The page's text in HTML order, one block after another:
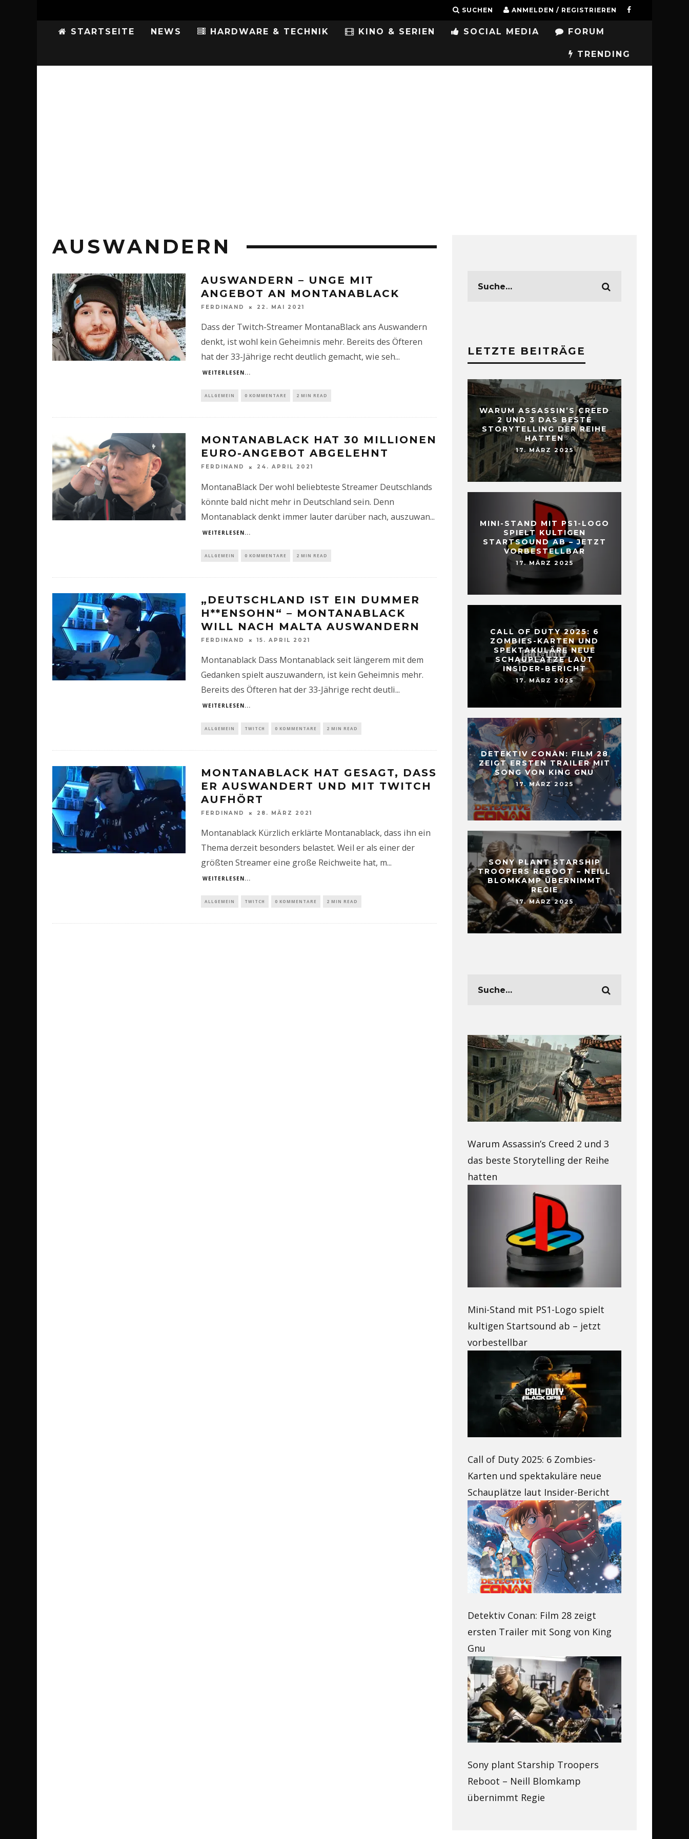
SUCHEN ANMELDEN / REGISTRIEREN
STARTSEITE NEWS HARDWARE & TECHNIK KINO & SERIEN SOCIAL MEDIA FORUM
TRENDING
AUSWANDERN
AUSWANDERN – UNGE MIT
ANGEBOT AN MONTANABLACK
FERDINAND 22. MAI 2021
Dass der Twitch-Streamer MontanaBlack ans Auswandern
denkt, ist wohl kein Geheimnis mehr. Bereits des Öfteren
hat der 33-Jährige recht deutlich gemacht, wie seh...
WEITERLESEN...
ALLGEMEIN 0 KOMMENTARE 2 MIN READ
MONTANABLACK HAT 30 MILLIONEN
EURO-ANGEBOT ABGELEHNT
FERDINAND 24. APRIL 2021
MontanaBlack Der wohl beliebteste Streamer Deutschlands
könnte bald nicht mehr in Deutschland sein. Denn
Montanablack denkt immer lauter darüber nach, auszuwan...
WEITERLESEN...
ALLGEMEIN 0 KOMMENTARE 2 MIN READ
„DEUTSCHLAND IST EIN DUMMER
H**ENSOHN“ – MONTANABLACK
WILL NACH MALTA AUSWANDERN
FERDINAND 15. APRIL 2021
Montanablack Dass Montanablack seit längerem mit dem
Gedanken spielt auszuwandern, ist kein Geheimnis mehr.
Bereits des Öfteren hat der 33-Jährige recht deutli...
WEITERLESEN...
ALLGEMEIN TWITCH 0 KOMMENTARE 2 MIN READ
MONTANABLACK HAT GESAGT, DASS
ER AUSWANDERT UND MIT TWITCH
AUFHÖRT
FERDINAND 28. MÄRZ 2021
Montanablack Kürzlich erklärte Montanablack, dass ihn ein
Thema derzeit besonders belastet. Weil er als einer der
größten Streamer eine große Reichweite hat, m...
WEITERLESEN...
ALLGEMEIN TWITCH 0 KOMMENTARE 2 MIN READ
LETZTE BEITRÄGE
WARUM ASSASSIN’S CREED
2 UND 3 DAS BESTE
STORYTELLING DER REIHE
HATTEN
17. MÄRZ 2025
MINI-STAND MIT PS1-LOGO
SPIELT KULTIGEN
STARTSOUND AB – JETZT
VORBESTELLBAR
17. MÄRZ 2025
CALL OF DUTY 2025: 6
ZOMBIES-KARTEN UND
SPEKTAKULÄRE NEUE
SCHAUPLÄTZE LAUT
INSIDER-BERICHT
17. MÄRZ 2025
DETEKTIV CONAN: FILM 28
ZEIGT ERSTEN TRAILER MIT
SONG VON KING GNU
17. MÄRZ 2025
SONY PLANT STARSHIP
TROOPERS REBOOT – NEILL
BLOMKAMP ÜBERNIMMT
REGIE
17. MÄRZ 2025
Warum Assassin’s Creed 2 und 3
das beste Storytelling der Reihe
hatten
Mini-Stand mit PS1-Logo spielt
kultigen Startsound ab – jetzt
vorbestellbar
Call of Duty 2025: 6 Zombies-
Karten und spektakuläre neue
Schauplätze laut Insider-Bericht
Detektiv Conan: Film 28 zeigt
ersten Trailer mit Song von King
Gnu
Sony plant Starship Troopers
Reboot – Neill Blomkamp
übernimmt Regie